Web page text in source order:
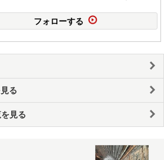
フォローする
る
見る